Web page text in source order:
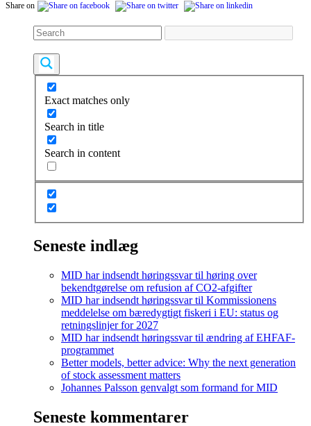
Share on
Exact matches only
Search in title
Search in content
Seneste indlæg
MID har indsendt høringssvar til høring over
bekendtgørelse om refusion af CO2-afgifter
MID har indsendt høringssvar til Kommissionens
meddelelse om bæredygtigt fiskeri i EU: status og
retningslinjer for 2027
MID har indsendt høringssvar til ændring af EHFAF-
programmet
Better models, better advice: Why the next generation
of stock assessment matters
Johannes Palsson genvalgt som formand for MID
Seneste kommentarer